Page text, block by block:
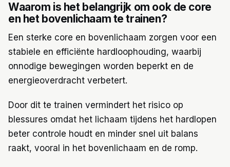
Waarom is het belangrijk om ook de core
en het bovenlichaam te trainen?
Een sterke core en bovenlichaam zorgen voor een
stabiele en efficiënte hardloophouding, waarbij
onnodige bewegingen worden beperkt en de
energieoverdracht verbetert.
Door dit te trainen vermindert het risico op
blessures omdat het lichaam tijdens het hardlopen
beter controle houdt en minder snel uit balans
raakt, vooral in het bovenlichaam en de romp.